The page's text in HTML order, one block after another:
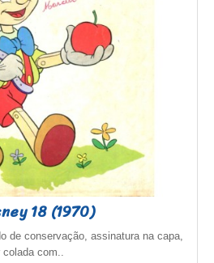
18 (1970)
de conservação, assinatura na capa,
colada com..